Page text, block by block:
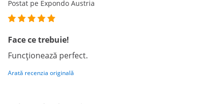
Postat pe Expondo Austria
Face ce trebuie!
Funcționează perfect.
Arată recenzia originală